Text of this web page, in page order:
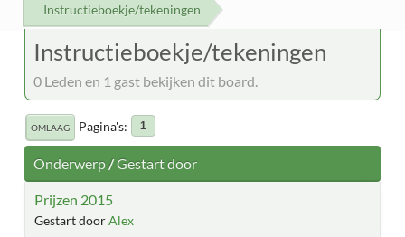
Instructieboekje/tekeningen
Instructieboekje/tekeningen
0 Leden en 1 gast bekijken dit board.
OMLAAG Pagina's 1
Onderwerp/Gestart door
Prijzen 2015
Gestart doorAlex